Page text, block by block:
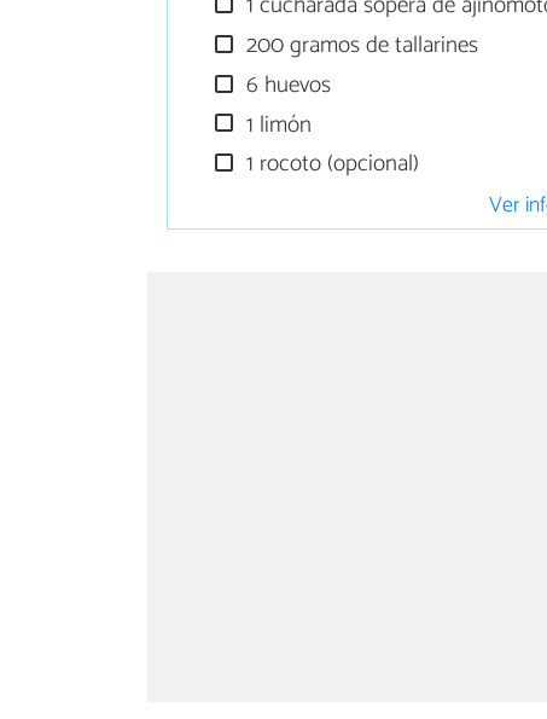
200 gramos de tallarines
6 huevos
1 limón
1 rocoto (opcional)
Ver